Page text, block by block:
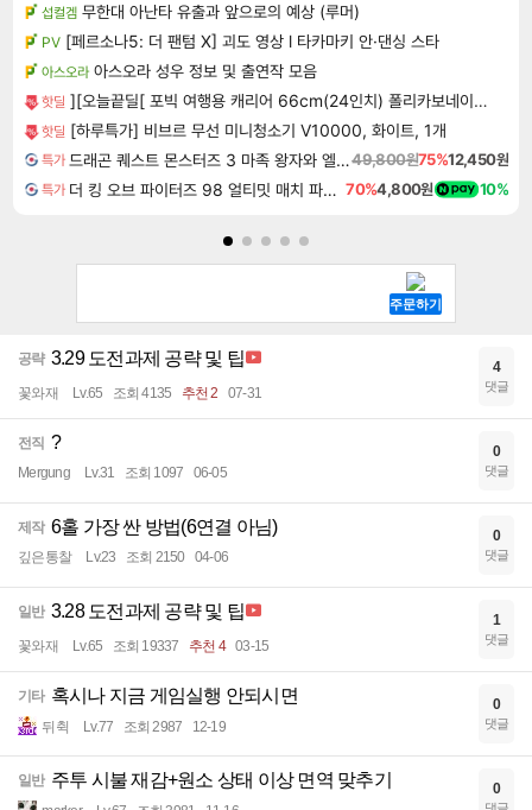
섭컬겜 무한대 아난타 유출과 앞으로의 예상 (루머)
PV [페르소나5: 더 팬텀 X] 괴도 영상 l 타카마키 안·댄싱 스타
아스오라 아스오라 성우 정보 및 출연작 모음
핫딜 ][오늘끝딜[ 포빅 여행용 캐리어 66cm(24인치) 폴리카보네이트 해외 유럽여행 캐리어
핫딜 [하루특가] 비브르 무선 미니청소기 V10000, 화이트, 1개
특가 드래곤 퀘스트 몬스터즈 3 마족 왕자와 엘프의 여행 Dragon Quest Monsters The Dark Prince49,800원75%12,450원
특가 더 킹 오브 파이터즈 98 얼티밋 매치 파이널 에디션 THE KING OF FIGHTERS 98 ULTIMATE MATCH FINAL EDITION 70%4,800원 10%
공략 3.29 도전과제 공략 및 팁
꽃와재 Lv.65 조회 4135 추천 2 07-31
4
댓글
전직 ?
Mergung Lv.31 조회 1097 06-05
0
댓글
제작 6홀 가장 싼 방법(6연결 아님)
깊은통찰 Lv.23 조회 2150 04-06
0
댓글
일반 3.28 도전과제 공략 및 팁
꽃와재 Lv.65 조회 19337 추천 4 03-15
1
댓글
기타 혹시나 지금 게임실행 안되시면
뒤췩 Lv.77 조회 2987 12-19
0
댓글
일반 주투 시불 재감+원소 상태 이상 면역 맞추기 0